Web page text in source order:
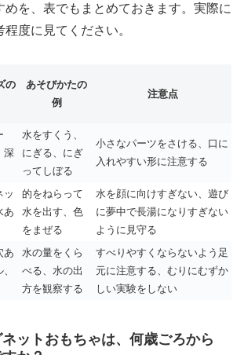
めを、表でもまとめておきます。実際に
度に見てください。
の
あそびかたの
例
注意点
深
水をすくう、
にぎる、にぎ
ってしぼる
小さなパーツをさける、口に
入れやすい形に注意する
ッ
あ
的をねらって
水を出す、色
をまぜる
水を顔に向けすぎない、遊び
に夢中で長湯になりすぎない
ように見守る
あ
水の量をくら
べる、水の出
方を観察する
すべりやすくならないよう足
元に注意する、むりにむずか
しい実験をしない
ットおもちゃは、何歳ごろから